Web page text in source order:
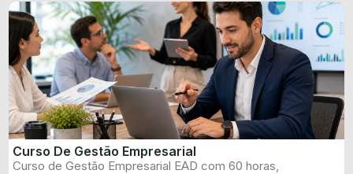
Curso De Gestão Empresarial
Curso de Gestão Empresarial EAD com 60 horas,